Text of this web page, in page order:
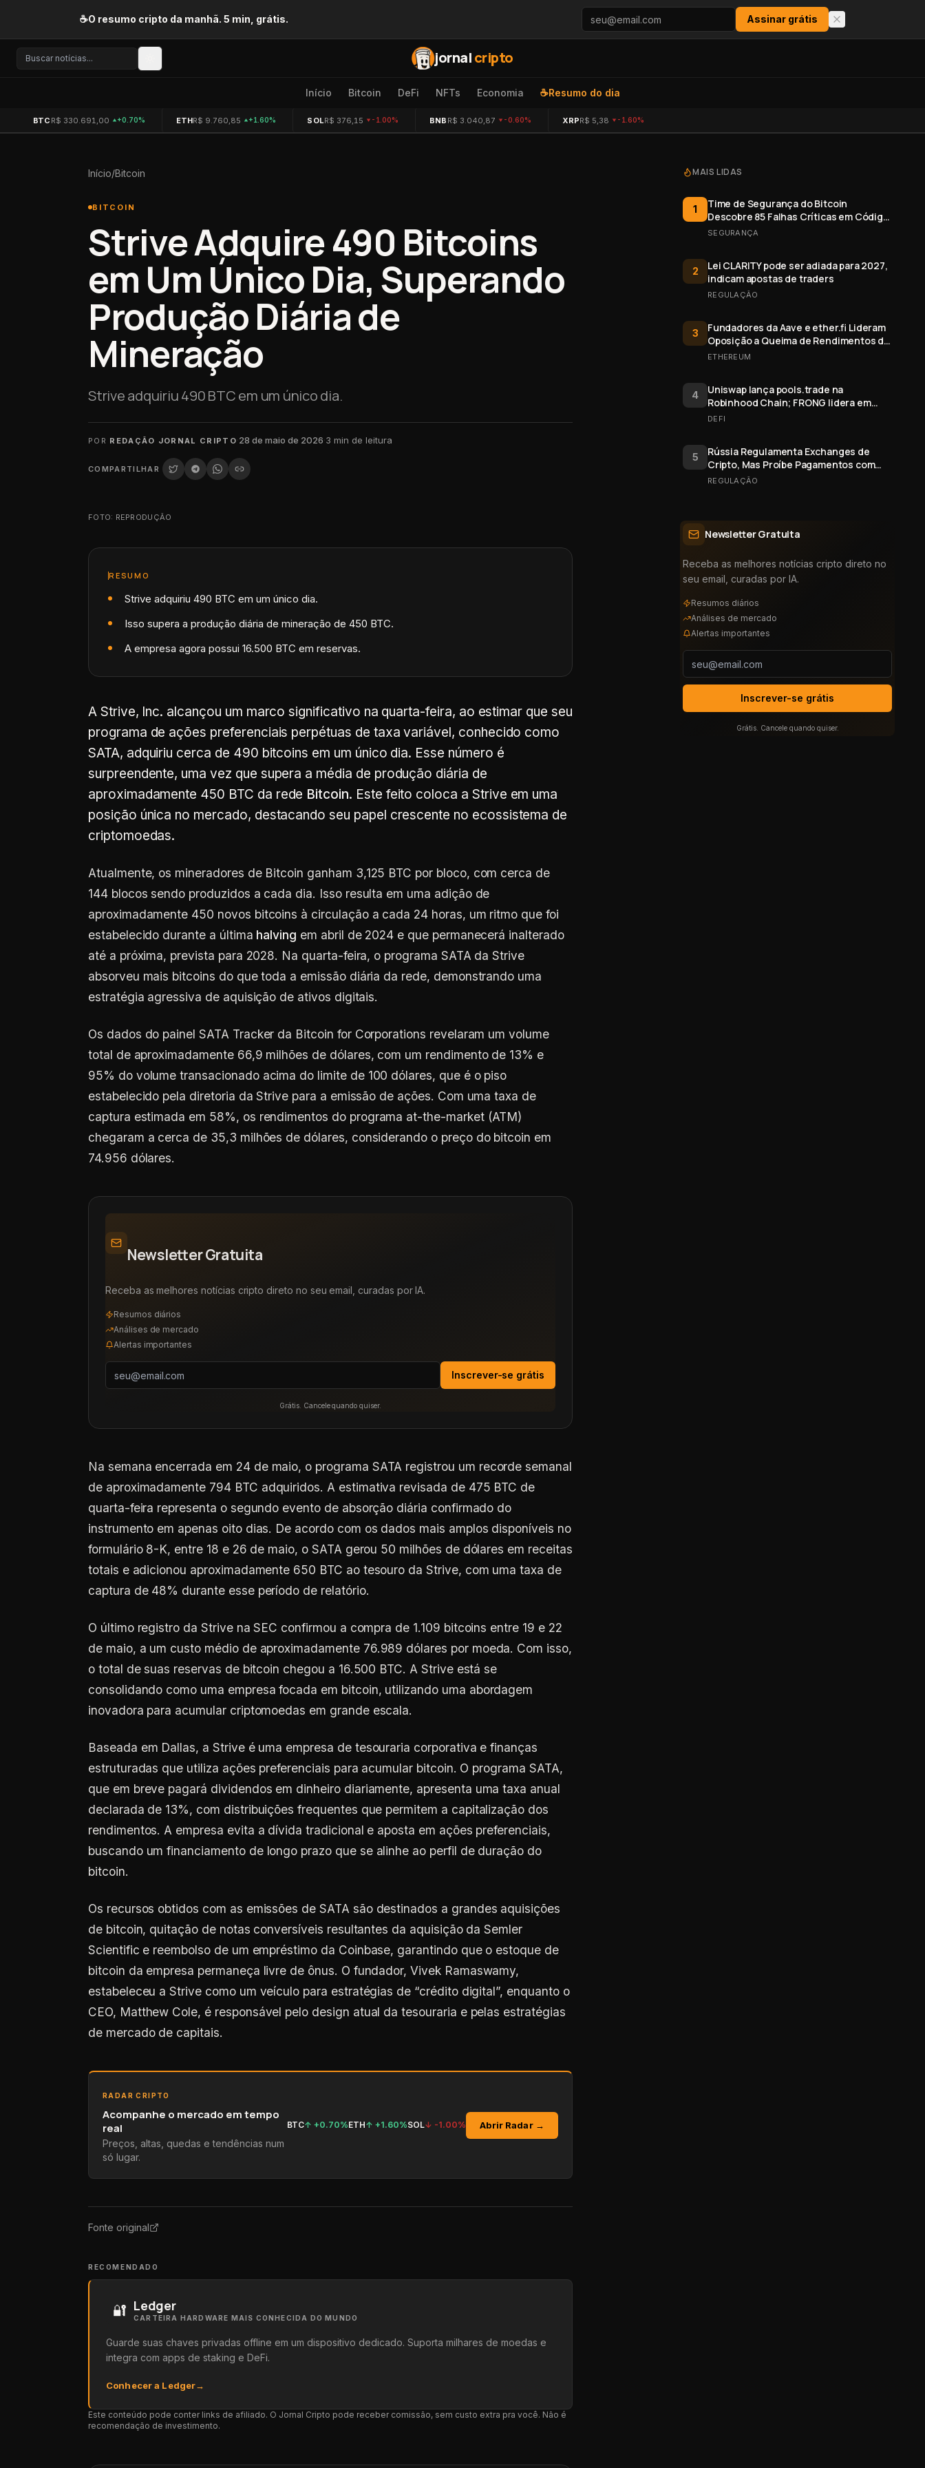
☕O resumo cripto da manhã. 5 min, grátis. Assinar grátis
jornalcripto
Início Bitcoin DeFi NFTs Economia ☕Resumo do dia
BTC R$ 330.691,00 +0.70% ETHR$ 9.760,85 +1.60% SOLR$ 376,15 -1.00% BNB R$ 3.040,87 -0.60% XRPR$ 5,38 -1.60%
Início/Bitcoin
BITCOIN
Strive Adquire 490 Bitcoins
em Um Único Dia, Superando
Produção Diária de
Mineração
Strive adquiriu 490 BTC em um único dia.
POR REDAÇÃO JORNAL CRIPTO·28 de maio de 2026·3 min de leitura
COMPARTILHAR
FOTO: REPRODUÇÃO
RESUMO
Strive adquiriu 490 BTC em um único dia.
Isso supera a produção diária de mineração de 450 BTC.
A empresa agora possui 16.500 BTC em reservas.
A Strive, Inc. alcançou um marco significativo na quarta-feira, ao estimar que seu
programa de ações preferenciais perpétuas de taxa variável, conhecido como
SATA, adquiriu cerca de 490 bitcoins em um único dia. Esse número é
surpreendente, uma vez que supera a média de produção diária de
aproximadamente 450 BTC da rede Bitcoin. Este feito coloca a Strive em uma
posição única no mercado, destacando seu papel crescente no ecossistema de
criptomoedas.
Atualmente, os mineradores de Bitcoin ganham 3,125 BTC por bloco, com cerca de
144 blocos sendo produzidos a cada dia. Isso resulta em uma adição de
aproximadamente 450 novos bitcoins à circulação a cada 24 horas, um ritmo que foi
estabelecido durante a última halving em abril de 2024 e que permanecerá inalterado
até a próxima, prevista para 2028. Na quarta-feira, o programa SATA da Strive
absorveu mais bitcoins do que toda a emissão diária da rede, demonstrando uma
estratégia agressiva de aquisição de ativos digitais.
Os dados do painel SATA Tracker da Bitcoin for Corporations revelaram um volume
total de aproximadamente 66,9 milhões de dólares, com um rendimento de 13% e
95% do volume transacionado acima do limite de 100 dólares, que é o piso
estabelecido pela diretoria da Strive para a emissão de ações. Com uma taxa de
captura estimada em 58%, os rendimentos do programa at-the-market (ATM)
chegaram a cerca de 35,3 milhões de dólares, considerando o preço do bitcoin em
74.956 dólares.
Newsletter Gratuita
Receba as melhores notícias cripto direto no seu email, curadas por IA.
Resumos diários
Análises de mercado
Alertas importantes
Inscrever-se grátis
Grátis. Cancele quando quiser.
Na semana encerrada em 24 de maio, o programa SATA registrou um recorde semanal
de aproximadamente 794 BTC adquiridos. A estimativa revisada de 475 BTC de
quarta-feira representa o segundo evento de absorção diária confirmado do
instrumento em apenas oito dias. De acordo com os dados mais amplos disponíveis no
formulário 8-K, entre 18 e 26 de maio, o SATA gerou 50 milhões de dólares em receitas
totais e adicionou aproximadamente 650 BTC ao tesouro da Strive, com uma taxa de
captura de 48% durante esse período de relatório.
O último registro da Strive na SEC confirmou a compra de 1.109 bitcoins entre 19 e 22
de maio, a um custo médio de aproximadamente 76.989 dólares por moeda. Com isso,
o total de suas reservas de bitcoin chegou a 16.500 BTC. A Strive está se
consolidando como uma empresa focada em bitcoin, utilizando uma abordagem
inovadora para acumular criptomoedas em grande escala.
Baseada em Dallas, a Strive é uma empresa de tesouraria corporativa e finanças
estruturadas que utiliza ações preferenciais para acumular bitcoin. O programa SATA,
que em breve pagará dividendos em dinheiro diariamente, apresenta uma taxa anual
declarada de 13%, com distribuições frequentes que permitem a capitalização dos
rendimentos. A empresa evita a dívida tradicional e aposta em ações preferenciais,
buscando um financiamento de longo prazo que se alinhe ao perfil de duração do
bitcoin.
Os recursos obtidos com as emissões de SATA são destinados a grandes aquisições
de bitcoin, quitação de notas conversíveis resultantes da aquisição da Semler
Scientific e reembolso de um empréstimo da Coinbase, garantindo que o estoque de
bitcoin da empresa permaneça livre de ônus. O fundador, Vivek Ramaswamy,
estabeleceu a Strive como um veículo para estratégias de “crédito digital”, enquanto o
CEO, Matthew Cole, é responsável pelo design atual da tesouraria e pelas estratégias
de mercado de capitais.
RADAR CRIPTO
Acompanhe o mercado em tempo
real
Preços, altas, quedas e tendências num
só lugar.
BTC↑ +0.70%ETH↑ +1.60%SOL↓ -1.00% Abrir Radar →
Fonte original
RECOMENDADO
🔐 Ledger
CARTEIRA HARDWARE MAIS CONHECIDA DO MUNDO
Guarde suas chaves privadas offline em um dispositivo dedicado. Suporta milhares de moedas e
integra com apps de staking e DeFi.
Conhecer a Ledger→
Este conteúdo pode conter links de afiliado. O Jornal Cripto pode receber comissão, sem custo extra pra você. Não é
recomendação de investimento.
MAIS LIDAS
1
Time de Segurança do Bitcoin
Descobre 85 Falhas Críticas em Código
Aberto
SEGURANÇA
2
Lei CLARITY pode ser adiada para 2027,
indicam apostas de traders
REGULAÇÃO
3
Fundadores da Aave e ether.fi Lideram
Oposição a Queima de Rendimentos de
Staking do Ethereum
ETHEREUM
4
Uniswap lança pools.trade na
Robinhood Chain; FRONG lidera em
valor
DEFI
5
Rússia Regulamenta Exchanges de
Cripto, Mas Proíbe Pagamentos com
Bitcoin
REGULAÇÃO
Newsletter Gratuita
Receba as melhores notícias cripto direto no
seu email, curadas por IA.
Resumos diários
Análises de mercado
Alertas importantes
Inscrever-se grátis
Grátis. Cancele quando quiser.